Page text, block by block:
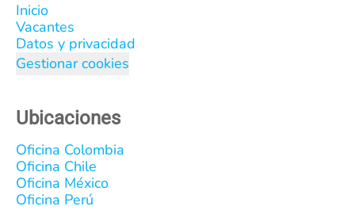
Inicio
Vacantes
Datos y privacidad
Gestionar cookies
Ubicaciones
Oficina Colombia
Oficina Chile
Oficina México
Oficina Perú